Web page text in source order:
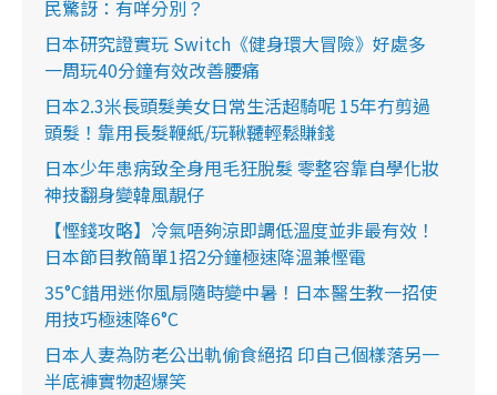
民驚訝：有咩分別？
日本研究證實玩 Switch《健身環大冒險》好處多
一周玩40分鐘有效改善腰痛
日本2.3米長頭髮美女日常生活超騎呢 15年冇剪過
頭髮！靠用長髮鞭紙/玩鞦韆輕鬆賺錢
日本少年患病致全身甩毛狂脫髮 零整容靠自學化妝
神技翻身變韓風靚仔
【慳錢攻略】冷氣唔夠涼即調低溫度並非最有效！
日本節目教簡單1招2分鐘極速降溫兼慳電
35°C錯用迷你風扇隨時變中暑！日本醫生教一招使
用技巧極速降6°C
日本人妻為防老公出軌偷食絕招 印自己個樣落另一
半底褲實物超爆笑